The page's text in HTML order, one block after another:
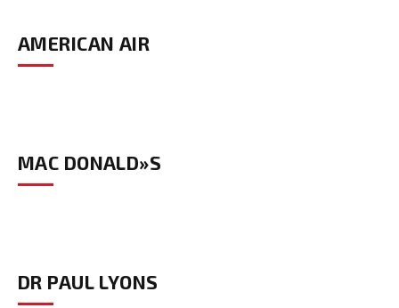
AMERICAN AIR
MAC DONALD»S
DR PAUL LYONS